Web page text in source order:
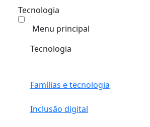
Tecnologia
Menu principal
Tecnologia
Famílias e tecnologia
Inclusão digital